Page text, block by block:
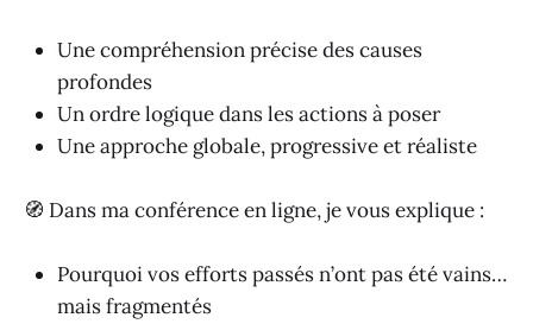
Une compréhension précise des causes
profondes
Un ordre logique dans les actions à poser
Une approche globale, progressive et réaliste
🧭 Dans ma conférence en ligne, je vous explique :
Pourquoi vos efforts passés n’ont pas été vains…
mais fragmentés